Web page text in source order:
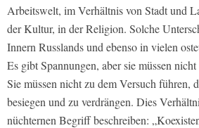
Arbeitswelt, im Verhältnis von Stadt und
der Kultur, in der Religion. Solche
Innern Russlands und ebenso in vielen
Es gibt Spannungen, aber sie müssen
Sie müssen nicht zu dem Versuch führen,
besiegen und zu verdrängen. Dies
nüchternen Begriff beschreiben: